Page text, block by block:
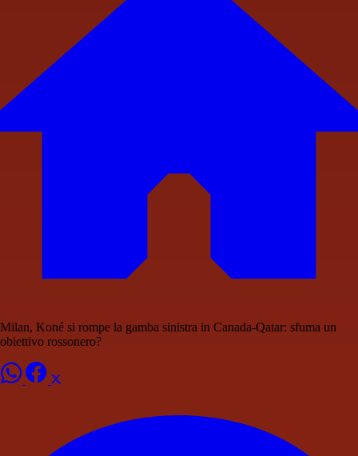
Milan, Koné si rompe la gamba sinistra in Canada-Qatar: sfuma un
obiettivo rossonero?